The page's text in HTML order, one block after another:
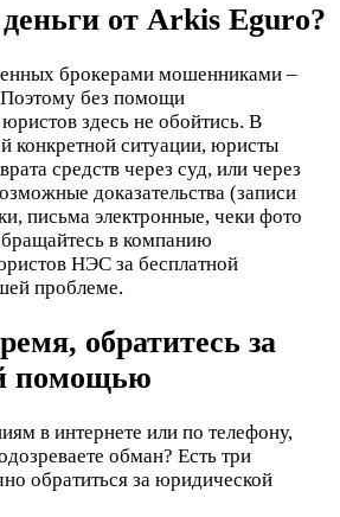
от Arkis Eguro?
брокерами мошенниками –
без помощи
здесь не обойтись. В
конкретной ситуации, юристы
средств через суд, или через
доказательства (записи
письма электронные, чеки фото
в компанию
НЭС за бесплатной
проблеме.
обратитесь за
помощью
в интернете или по телефону,
обман? Есть три
обратиться за юридической